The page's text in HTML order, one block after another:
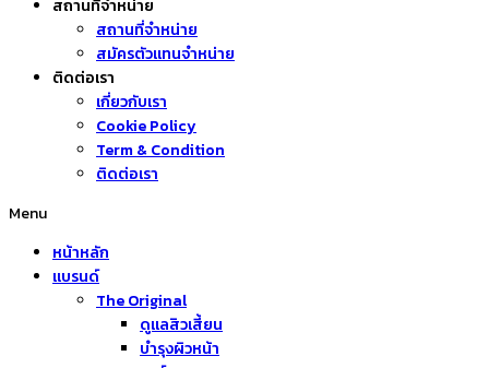
สถานที่จำหน่าย
สถานที่จำหน่าย
สมัครตัวแทนจำหน่าย
ติดต่อเรา
เกี่ยวกับเรา
Cookie Policy
Term & Condition
ติดต่อเรา
Menu
หน้าหลัก
แบรนด์
The Original
ดูแลสิวเสี้ยน
บำรุงผิวหน้า